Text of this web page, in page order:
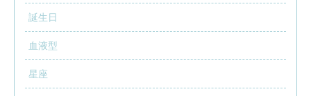
誕生日
血液型
星座